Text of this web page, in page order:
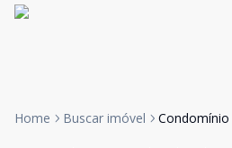
Home Buscar imóvel Condomínio